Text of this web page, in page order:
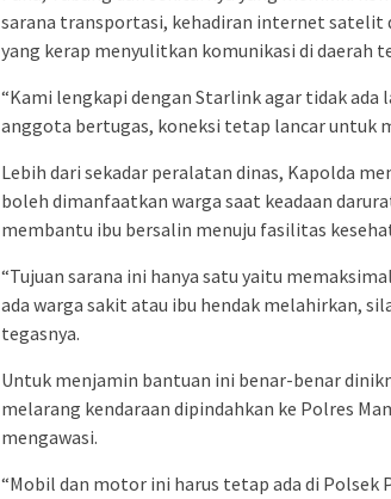
sarana transportasi, kehadiran internet satelit
yang kerap menyulitkan komunikasi di daerah
“Kami lengkapi dengan Starlink agar tidak ada
anggota bertugas, koneksi tetap lancar untuk
Lebih dari sekadar peralatan dinas, Kapolda
boleh dimanfaatkan warga saat keadaan
membantu ibu bersalin menuju fasilitas
“Tujuan sarana ini hanya satu yaitu
ada warga sakit atau ibu hendak melahirkan,
tegasnya.
Untuk menjamin bantuan ini benar-benar
melarang kendaraan dipindahkan ke Polres
mengawasi.
“Mobil dan motor ini harus tetap ada di Polsek